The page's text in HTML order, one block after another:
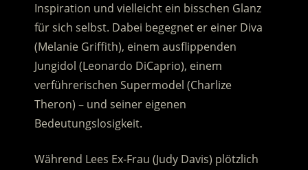
Inspiration und vielleicht ein bisschen Glanz
für sich selbst. Dabei begegnet er einer Diva
(Melanie Griffith), einem ausflippenden
Jungidol (Leonardo DiCaprio), einem
verführerischen Supermodel (Charlize
Theron) – und seiner eigenen
Bedeutungslosigkeit.
Während Lees Ex-Frau (Judy Davis) plötzlich